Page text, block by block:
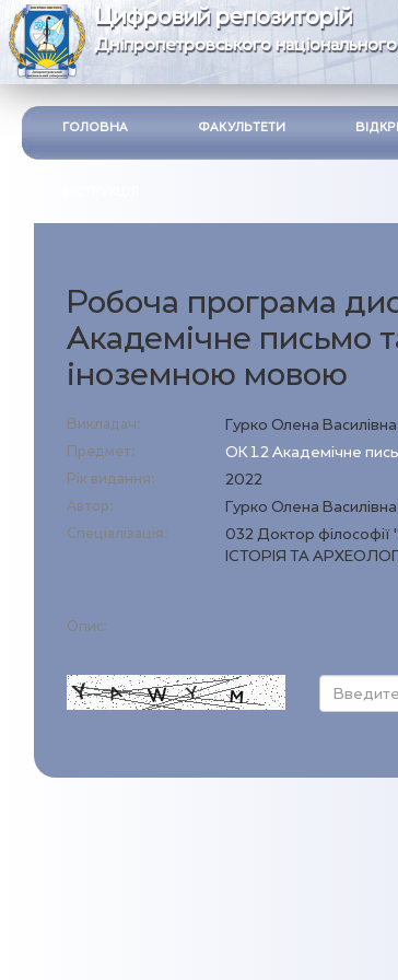
Цифровий репозиторій
Дніпропетровського
ГОЛОВНА ФАКУЛЬТЕТИ
Робоча програма
Академічне письмо
іноземною мовою
Викладач: Гурко Олена Василівна
Предмет: ОК 1.2 Академічне
Рік видання: 2022
Автор: Гурко Олена Василівна
Спеціалізація:
032 Доктор філософії
ІСТОРІЯ ТА
Опис: